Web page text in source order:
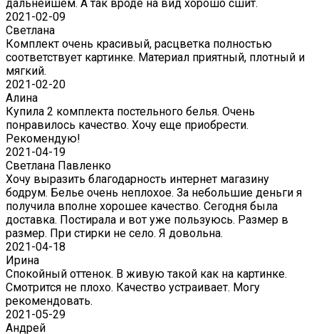
дальнейшем. А так вроде на вид хорошо сшит.
2021-02-09
Светлана
Комплект очень красивый, расцветка полностью
соответствует картинке. Материал приятный, плотный и
мягкий.
2021-02-20
Алина
Купила 2 комплекта постельного белья. Очень
понравилось качество. Хочу еще приобрести.
Рекомендую!
2021-04-19
Светлана Павленко
Хочу выразить благодарность интернет магазину
бодрум. Белье очень неплохое. За небольшие деньги я
получила вполне хорошее качество. Сегодня была
доставка. Постирала и вот уже пользуюсь. Размер в
размер. При стирки не село. Я довольна.
2021-04-18
Ирина
Спокойный оттенок. В живую такой как на картинке.
Смотрится не плохо. Качество устраивает. Могу
рекомендовать.
2021-05-29
Андрей